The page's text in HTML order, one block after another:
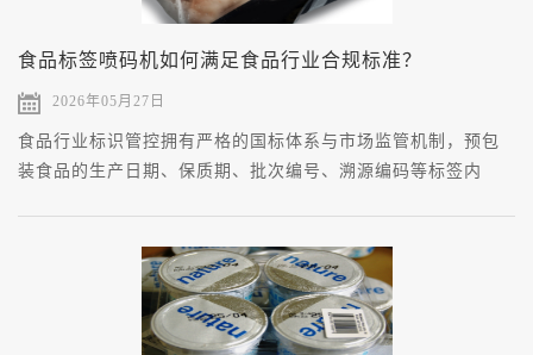
食品标签喷码机如何满足食品行业合规标准？
2026年05月27日
食品行业标识管控拥有严格的国标体系与市场监管机制，预包
装食品的生产日期、保质期、批次编号、溯源编码等标签内